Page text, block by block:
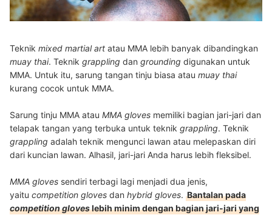
Teknik mixed martial art atau MMA lebih banyak dibandingkan
muay thai. Teknik grappling dan grounding digunakan untuk
MMA. Untuk itu, sarung tangan tinju biasa atau muay thai
kurang cocok untuk MMA.
Sarung tinju MMA atau MMA gloves memiliki bagian jari-jari dan
telapak tangan yang terbuka untuk teknik grappling. Teknik
grappling adalah teknik mengunci lawan atau melepaskan diri
dari kuncian lawan. Alhasil, jari-jari Anda harus lebih fleksibel.
MMA gloves sendiri terbagi lagi menjadi dua jenis,
yaitu competition gloves dan hybrid gloves. Bantalan pada
competition gloveslebih minim dengan bagian jari-jari yang